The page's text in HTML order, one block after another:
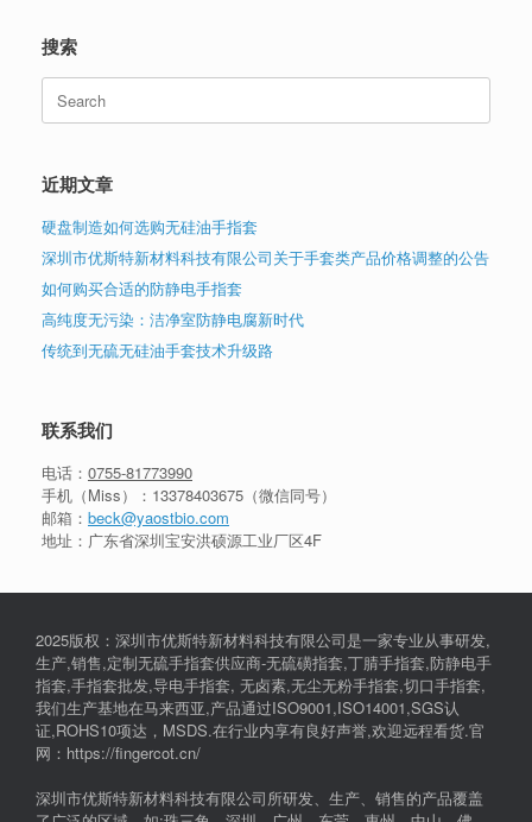
搜索
Search
for:
近期文章
硬盘制造如何选购无硅油手指套
深圳市优斯特新材料科技有限公司关于手套类产品价格调整的公告
如何购买合适的防静电手指套
高纯度无污染：洁净室防静电腐新时代
传统到无硫无硅油手套技术升级路
联系我们
电话： 0755-81773990
手机（Miss）： 13378403675 （微信同号）
邮箱： beck@yaostbio.com
地址：广东省深圳宝安洪硕源工业厂区4F
2025版权：深圳市优斯特新材料科技有限公司是一家专业从事研发,
生产,销售,定制无硫手指套供应商-无硫磺指套,丁腈手指套,防静电手
指套,手指套批发,导电手指套, 无卤素,无尘无粉手指套,切口手指套,
我们生产基地在马来西亚,产品通过ISO9001,ISO14001,SGS认
证,ROHS10项达，MSDS.在行业内享有良好声誉,欢迎远程看货.官
网：https://fingercot.cn/
深圳市优斯特新材料科技有限公司所研发、生产、销售的产品覆盖